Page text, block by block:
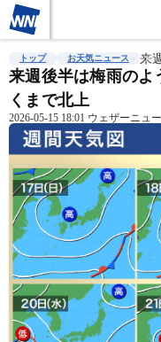
雨雲レーダー 台風情報
トップ お天気ニュース 来
来週後半は梅雨の
くまで北上
2026-05-15 18:01 ウェザーニュ